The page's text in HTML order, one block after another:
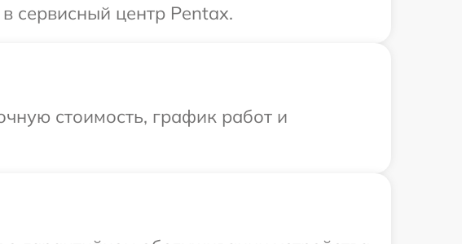
сервисный центр Pentax.
стоимость, график работ и